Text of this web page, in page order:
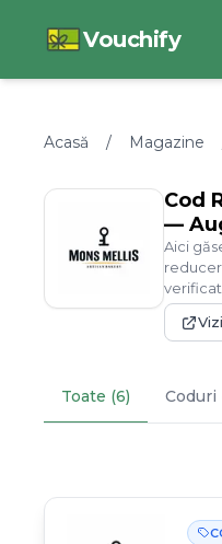
Vouchify
Acasă / Magazine
Cod
—
Aici
Toate (6) Coduri